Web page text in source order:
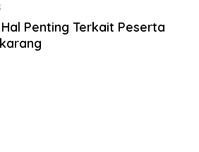
Penting Terkait Peserta